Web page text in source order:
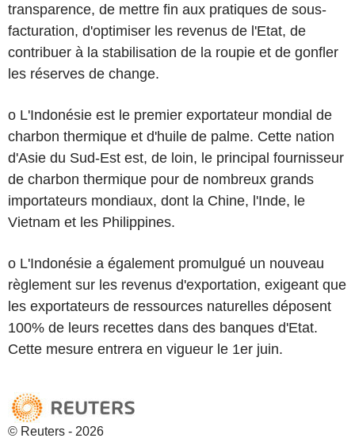
transparence, de mettre fin aux pratiques de sous-
facturation, d'optimiser les revenus de l'Etat, de
contribuer à la stabilisation de la roupie et de gonfler
les réserves de change.
o L'Indonésie est le premier exportateur mondial de
charbon thermique et d'huile de palme. Cette nation
d'Asie du Sud-Est est, de loin, le principal fournisseur
de charbon thermique pour de nombreux grands
importateurs mondiaux, dont la Chine, l'Inde, le
Vietnam et les Philippines.
o L'Indonésie a également promulgué un nouveau
règlement sur les revenus d'exportation, exigeant que
les exportateurs de ressources naturelles déposent
100% de leurs recettes dans des banques d'Etat.
Cette mesure entrera en vigueur le 1er juin.
© Reuters - 2026